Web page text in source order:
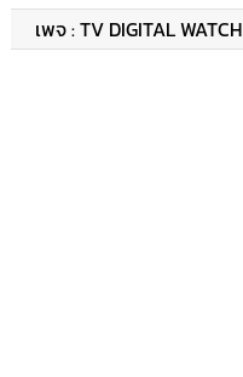
เพจ : TV DIGITAL WATCH